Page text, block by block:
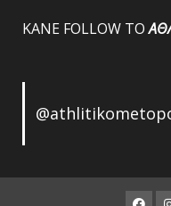
ΚΑΝΕ FOLLOW ΤΟ